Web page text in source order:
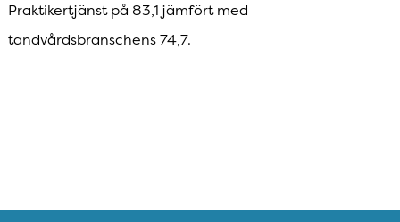
Praktikertjänst på 83,1 jämfört med
tandvårdsbranschens 74,7.